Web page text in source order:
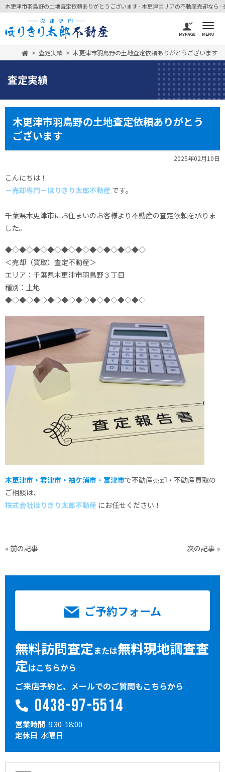
木更津市羽鳥野の土地査定依頼ありがとうございます - 木更津エリアの不動産売却なら -
査定実績 木更津市羽鳥野の土地査定依頼ありがとうございます
査定実績
木更津市羽鳥野の土地査定依頼ありがとう
ございます
2025年02月10日
こんにちは！
－売却専門－ほりきり太郎不動産 です。
千葉県木更津市にお住まいのお客様より不動産の査定依頼を承りま
した。
◆◇◆◇◆◇◆◇◆◇◆◇◆◇◆◇◆◇◆◇
＜売却（買取）査定不動産＞
エリア：千葉県木更津市羽鳥野３丁目
種別：土地
◆◇◆◇◆◇◆◇◆◇◆◇◆◇◆◇◆◇◆◇
木更津市・君津市・袖ケ浦市 ・ 富津市で不動産売却・不動産買取の
ご相談は、
株式会社ほりきり太郎不動産 にお任せください！
« 前の記事 次の記事 »
ご予約フォーム
無料訪問査定または無料現地調査査
定はこちらから
ご来店予約と、メールでのご質問もこちらから
0438-97-5514
営業時間 9:30-18:00
定休日 水曜日